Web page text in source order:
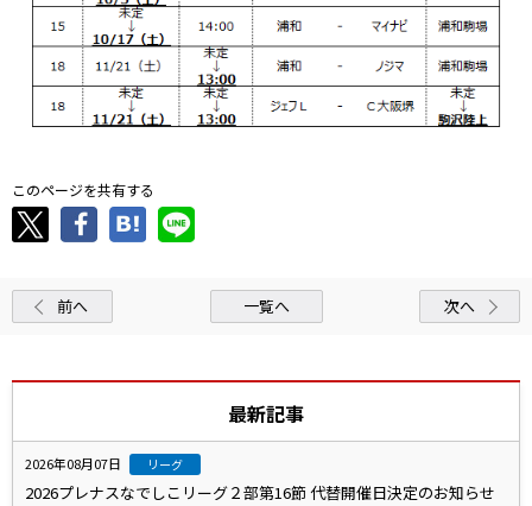
このページを共有する
前へ 一覧へ 次へ
最新記事
2026年08月07日 リーグ
2026プレナスなでしこリーグ２部第16節 代替開催日決定のお知らせ